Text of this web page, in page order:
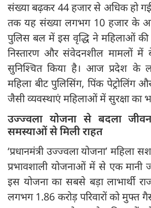
संख्या बढ़कर 44 हजार से अधिक हो
तक यह संख्या लगभग 10 हजार के
पुलिस बल में इस वृद्धि ने महिलाओं की
निस्तारण और संवेदनशील मामलों में
सुनिश्चित किया है। आज प्रदेश के
महिला बीट पुलिसिंग, पिंक पेट्रोलिंग
जैसी व्यवस्थाएं महिलाओं में सुरक्षा का
उज्ज्वला योजना से बदला
समस्याओं से मिली राहत
‘प्रधानमंत्री उज्ज्वला योजना’
प्रभावशाली योजनाओं में से एक मानी
इस योजना का सबसे बड़ा लाभार्थी
लगभग 1.86 करोड़ परिवारों को